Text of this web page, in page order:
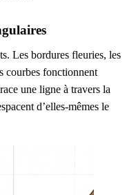
Les bordures fleuries, les
courbes fonctionnent
une ligne à travers la
d’elles-mêmes le